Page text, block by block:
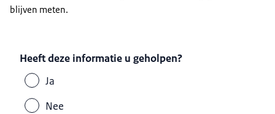
blijven meten.
Heeft deze informatie u geholpen?
Ja
Nee